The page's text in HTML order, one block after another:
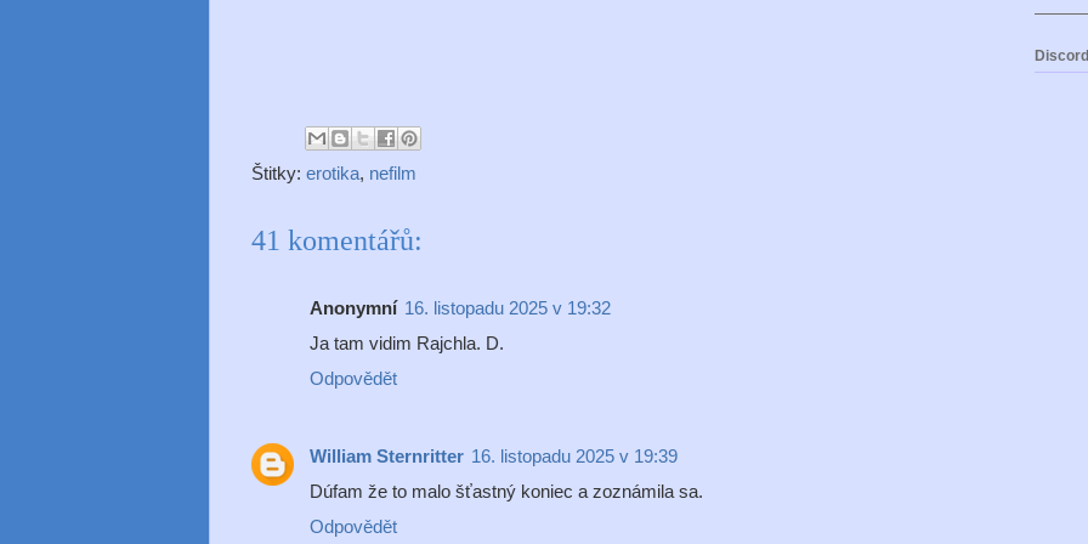
Štitky: erotika, nefilm
41 komentářů:
Anonymní 16. listopadu 2025 v 19:32
Ja tam vidim Rajchla. D.
Odpovědět
William Sternritter 16. listopadu 2025 v 19:39
Dúfam že to malo šťastný koniec a zoznámila sa.
Odpovědět